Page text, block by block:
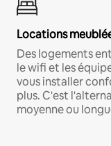
Locations
Des logements
le wifi et les
vous installer
plus. C'est
moyenne ou